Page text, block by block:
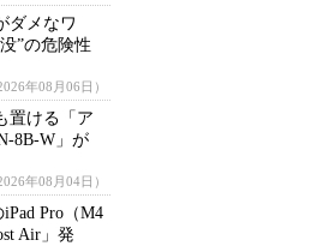
ダメなワ
”の危険性
年08月06日）
置ける「ア
8B-W」が
年08月04日）
Pro（M4
Air」発